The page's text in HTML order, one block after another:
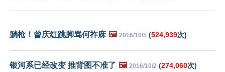
躺枪！曾庆红跳脚骂何祚庥 🖼️ 2016/10/5 (524,939次)
银河系已经改变 推背图不准了 🖼️ 2016/10/2 (274,060次)